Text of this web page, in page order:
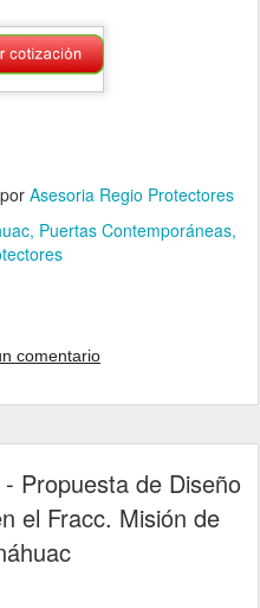
por Asesoria Regio Protectores
Puertas Contemporáneas
comentario
Propuesta de Diseño
el Fracc. Misión de